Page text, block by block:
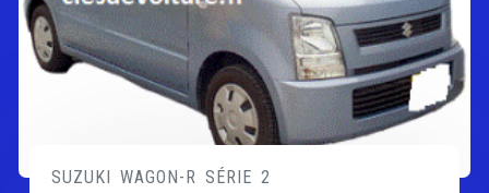
SUZUKI WAGON-R SÉRIE 2